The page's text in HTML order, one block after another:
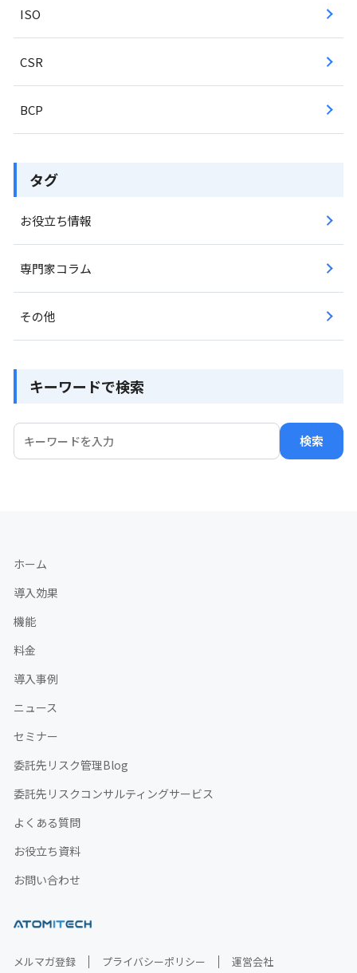
ISO
CSR
BCP
タグ
お役立ち情報
専門家コラム
その他
キーワードで検索
検索
ホーム
導入効果
機能
料金
導入事例
ニュース
セミナー
委託先リスク管理Blog
委託先リスクコンサルティングサービス
よくある質問
お役立ち資料
お問い合わせ
メルマガ登録 プライバシーポリシー 運営会社